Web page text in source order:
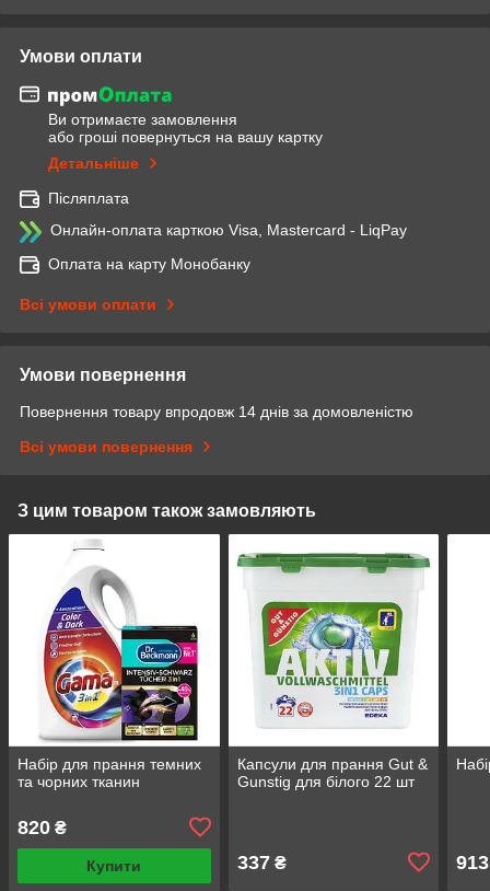
Умови оплати
Ви отримаєте замовлення
або гроші повернуться на вашу картку
Детальніше
Післяплата
Онлайн-оплата карткою Visa, Mastercard - LiqPay
Оплата на карту Монобанку
Всі умови оплати
Умови повернення
Повернення товару впродовж 14 днів за домовленістю
Всі умови повернення
З цим товаром також замовляють
Набір для прання темних
та чорних тканин
820 ₴
Купити
Капсули для прання Gut &
Gunstig для білого 22 шт
337₴